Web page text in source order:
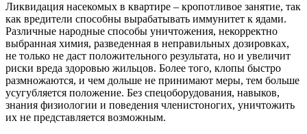
Ликвидация насекомых в квартире – кропотливое занятие, так
как вредители способны вырабатывать иммунитет к ядами.
Различные народные способы уничтожения, некорректно
выбранная химия, разведенная в неправильных дозировках,
не только не даст положительного результата, но и увеличит
риски вреда здоровью жильцов. Более того, клопы быстро
размножаются, и чем дольше не принимают меры, тем больше
усугубляется положение. Без спецоборудования, навыков,
знания физиологии и поведения членистоногих, уничтожить
их не представляется возможным.